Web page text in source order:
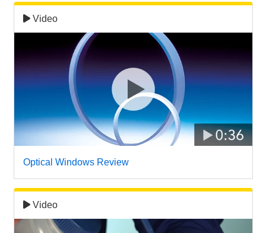
Video
Optical Windows Review
Video